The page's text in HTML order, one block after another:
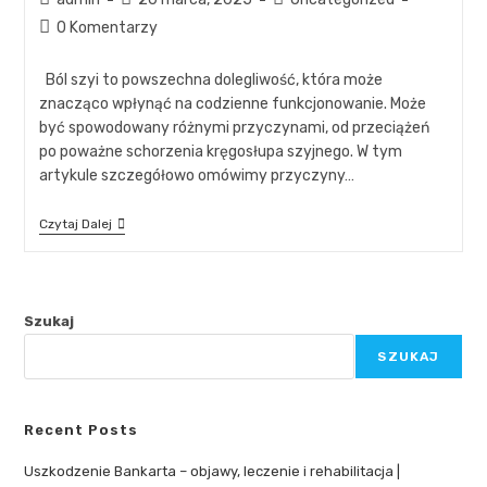
0 Komentarzy
Ból szyi to powszechna dolegliwość, która może
znacząco wpłynąć na codzienne funkcjonowanie. Może
być spowodowany różnymi przyczynami, od przeciążeń
po poważne schorzenia kręgosłupa szyjnego. W tym
artykule szczegółowo omówimy przyczyny…
Czytaj Dalej
Szukaj
SZUKAJ
Recent Posts
Uszkodzenie Bankarta – objawy, leczenie i rehabilitacja |